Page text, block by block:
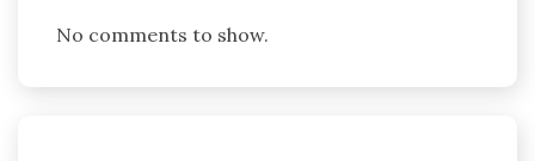
No comments to show.